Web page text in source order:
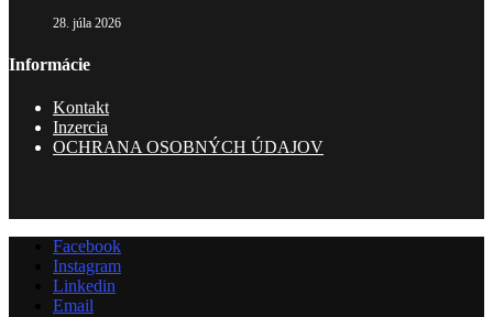
28. júla 2026
Informácie
Kontakt
Inzercia
OCHRANA OSOBNÝCH ÚDAJOV
Facebook
Instagram
Linkedin
Email